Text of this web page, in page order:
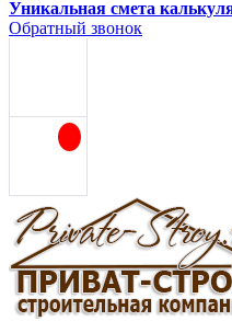
Уникальная смета
Обратный звонок